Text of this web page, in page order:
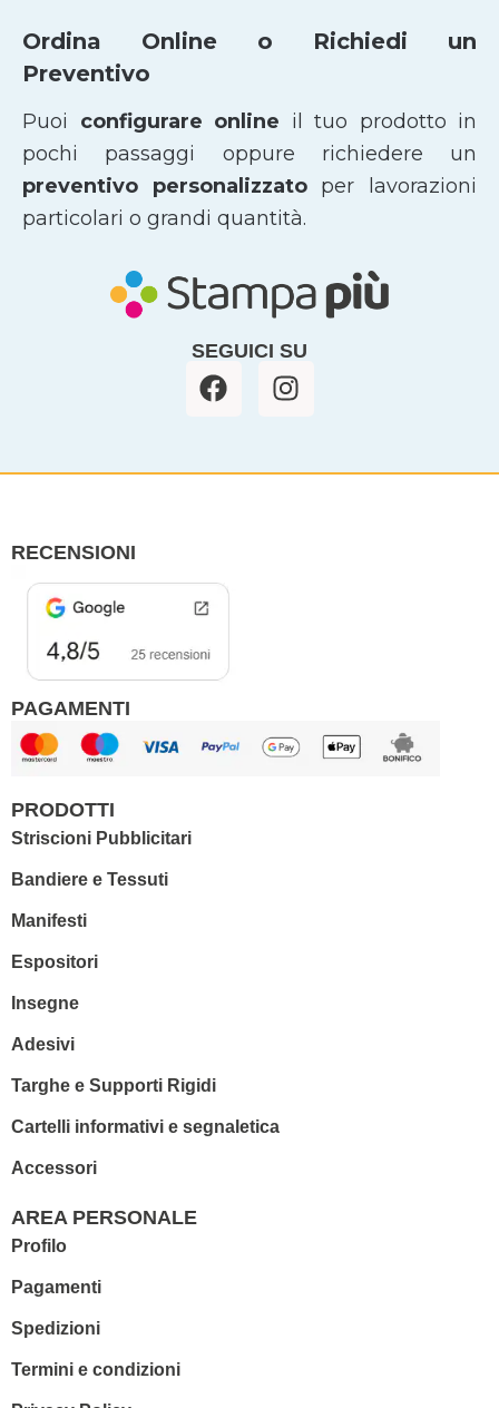
Ordina Online o Richiedi un
Preventivo
Puoi configurare online il tuo prodotto in
pochi passaggi oppure richiedere un
preventivo personalizzatoper lavorazioni
particolari o grandi quantità.
SEGUICI SU
F
a
b
I
n
a
RECENSIONI
PAGAMENTI
PRODOTTI
Striscioni Pubblicitari
Bandiere e Tessuti
Manifesti
Espositori
Insegne
Adesivi
Targhe e Supporti Rigidi
Cartelli informativi e segnaletica
Accessori
AREA PERSONALE
Profilo
Pagamenti
Spedizioni
Termini e condizioni